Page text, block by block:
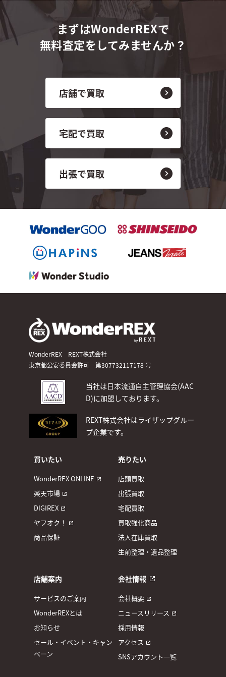
まずはWonderREXで
無料査定をしてみませんか？
店舗で買取
宅配で買取
出張で買取
WonderREX REXT株式会社
東京都公安委員会許可 第307732117178 号
当社は日本流通自主管理協会(AAC
D)に加盟しております。
REXT株式会社はライザップグルー
プ企業です。
買いたい
WonderREX ONLINE
楽天市場
DIGIREX
ヤフオク！
商品保証
売りたい
店頭買取
出張買取
宅配買取
買取強化商品
法人在庫買取
生前整理・遺品整理
店舗案内
サービスのご案内
WonderREXとは
お知らせ
セール・イベント・キャン
ペーン
会社情報
会社概要
ニュースリリース
採用情報
アクセス
SNSアカウント一覧